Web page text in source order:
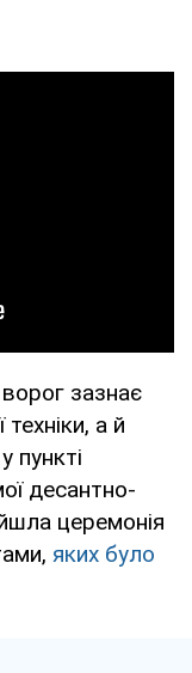
зазнає
а й
пункті
десантно-
церемонія
яких було